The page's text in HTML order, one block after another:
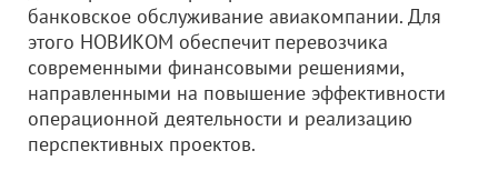
банковское обслуживание авиакомпании. Для
этого НОВИКОМ обеспечит перевозчика
современными финансовыми решениями,
направленными на повышение эффективности
операционной деятельности и реализацию
перспективных проектов.